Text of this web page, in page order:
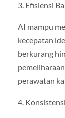
3. Efisiensi
AI mampu
kecepatan
berkurang
perawatan
4.